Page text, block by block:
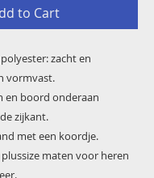
to Cart
zacht en
vormvast.
en boord onderaan
zijkant.
met een koordje.
plussize maten voor heren